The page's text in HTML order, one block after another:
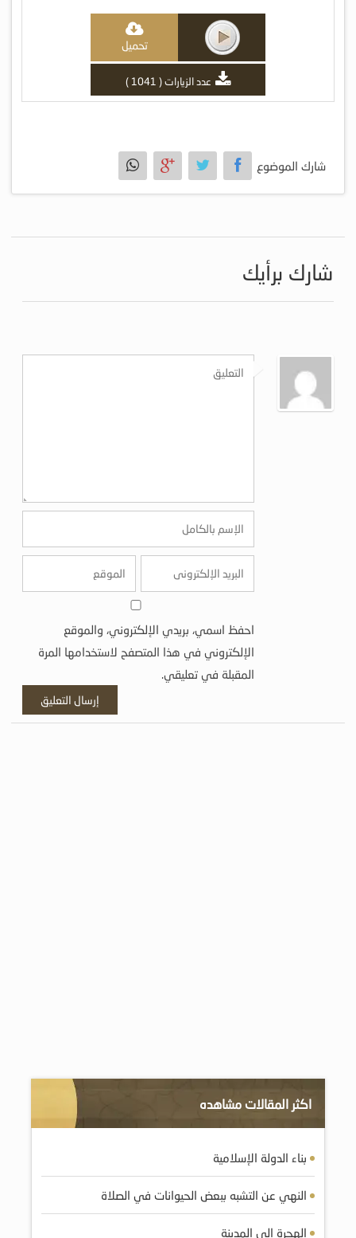
تحميل
عدد الزيارات ( 1041 )
شارك الموضوع
شارك برأيك
احفظ اسمي، بريدي الإلكتروني، والموقع
الإلكتروني في هذا المتصفح لاستخدامها المرة
المقبلة في تعليقي.
اكثر المقالات مشاهده
بناء الدولة الإسلامية
النهي عن التشبه ببعض الحيوانات في الصلاة
الهجرة إلى المدينة